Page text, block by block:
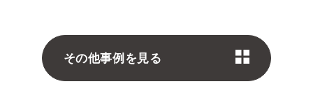
その他事例を見る